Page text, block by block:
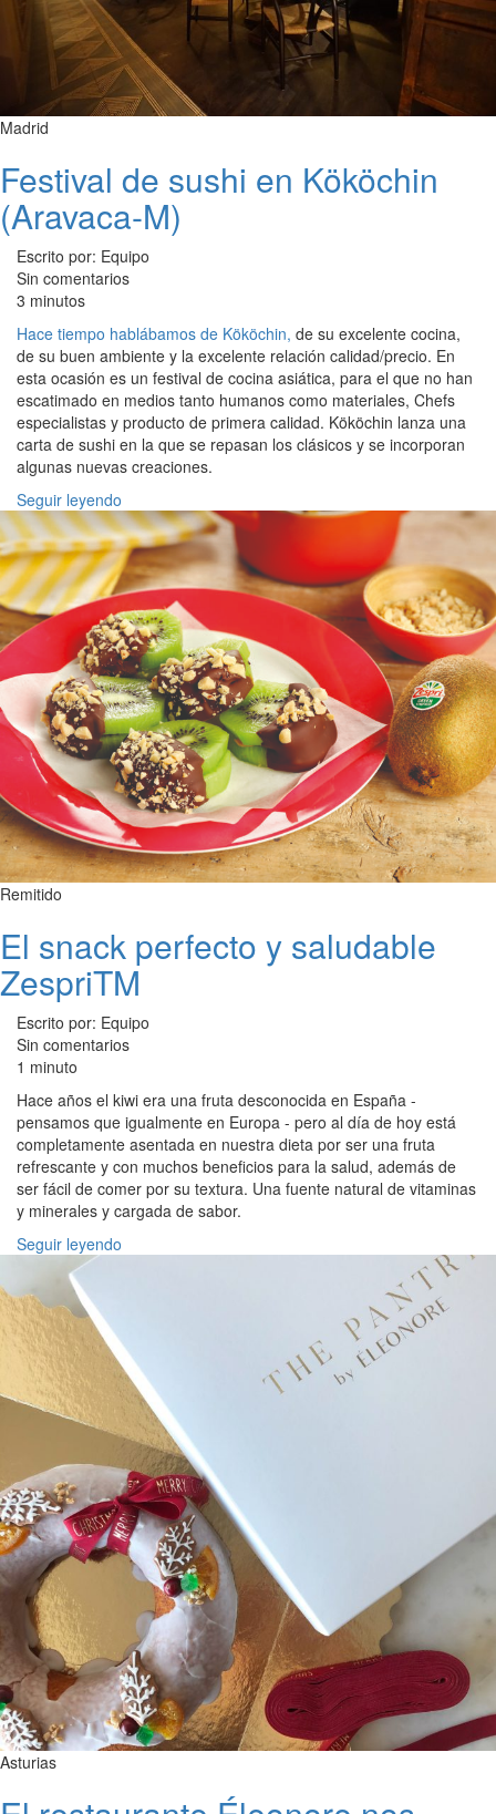
Madrid
Festival de sushi en Kököchin
(Aravaca-M)
Escrito por: Equipo
Sin comentarios
3 minutos
Hace tiempo hablábamos de Kököchin, de su excelente cocina,
de su buen ambiente y la excelente relación calidad/precio. En
esta ocasión es un festival de cocina asiática, para el que no han
escatimado en medios tanto humanos como materiales, Chefs
especialistas y producto de primera calidad. Kököchin lanza una
carta de sushi en la que se repasan los clásicos y se incorporan
algunas nuevas creaciones.
Seguir leyendo
Remitido
El snack perfecto y saludable
ZespriTM
Escrito por: Equipo
Sin comentarios
1 minuto
Hace años el kiwi era una fruta desconocida en España -
pensamos que igualmente en Europa - pero al día de hoy está
completamente asentada en nuestra dieta por ser una fruta
refrescante y con muchos beneficios para la salud, además de
ser fácil de comer por su textura. Una fuente natural de vitaminas
y minerales y cargada de sabor.
Seguir leyendo
Asturias